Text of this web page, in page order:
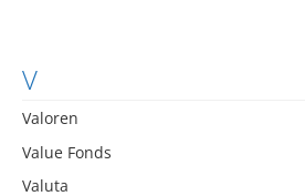
V
Valoren
Value Fonds
Valuta